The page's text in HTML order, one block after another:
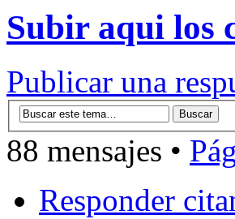
Subir aqui los
Publicar una
88 mensajes •
Responder